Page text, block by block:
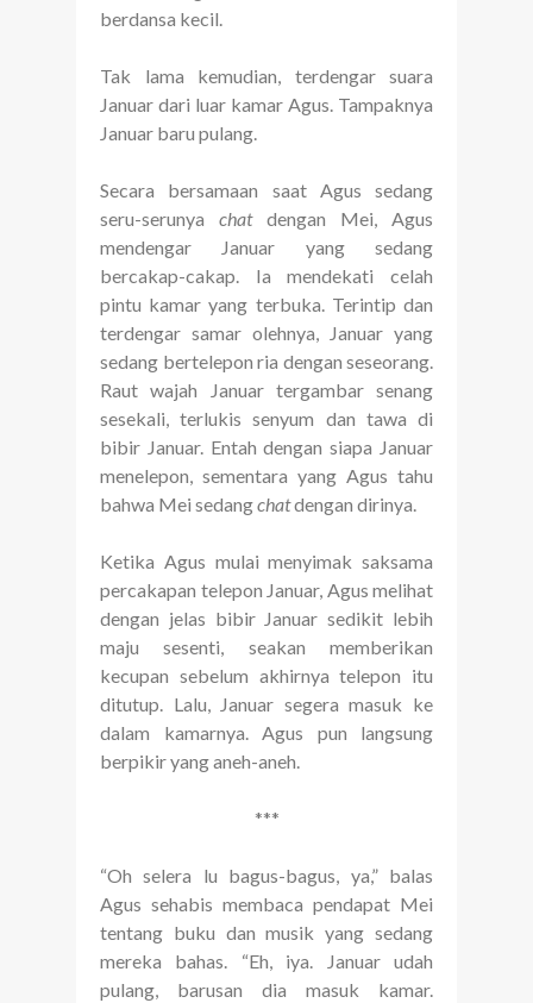
berdansa kecil.
Tak lama kemudian, terdengar suara
Januar dari luar kamar Agus. Tampaknya
Januar baru pulang.
Secara bersamaan saat Agus sedang
seru-serunya chatdengan Mei, Agus
mendengar Januar yang sedang
bercakap-cakap. Ia mendekati celah
pintu kamar yang terbuka. Terintip dan
terdengar samar olehnya, Januar yang
sedang bertelepon ria dengan seseorang.
Raut wajah Januar tergambar senang
sesekali, terlukis senyum dan tawa di
bibir Januar. Entah dengan siapa Januar
menelepon, sementara yang Agus tahu
bahwa Mei sedangchatdengan dirinya.
Ketika Agus mulai menyimak saksama
percakapan telepon Januar, Agus melihat
dengan jelas bibir Januar sedikit lebih
maju sesenti, seakan memberikan
kecupan sebelum akhirnya telepon itu
ditutup. Lalu, Januar segera masuk ke
dalam kamarnya. Agus pun langsung
berpikir yang aneh-aneh.
***
“Oh selera lu bagus-bagus, ya,” balas
Agus sehabis membaca pendapat Mei
tentang buku dan musik yang sedang
mereka bahas. “Eh, iya. Januar udah
pulang, barusan dia masuk kamar.